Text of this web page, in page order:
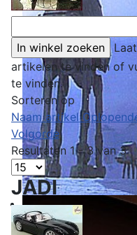
artikelen te vinden of
te vinden.
Sorteren op
Naam artikel
Volgorde
Resultaten 1 - 3 van 3
JADI